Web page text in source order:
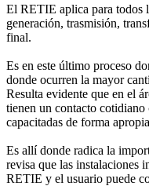
El RETIE aplica para todos
generación, trasmisión,
final.
Es en este último proceso
donde ocurren la mayor
Resulta evidente que en el
tienen un contacto cotidiano
capacitadas de forma
Es allí donde radica la
revisa que las instalaciones
RETIE y el usuario puede